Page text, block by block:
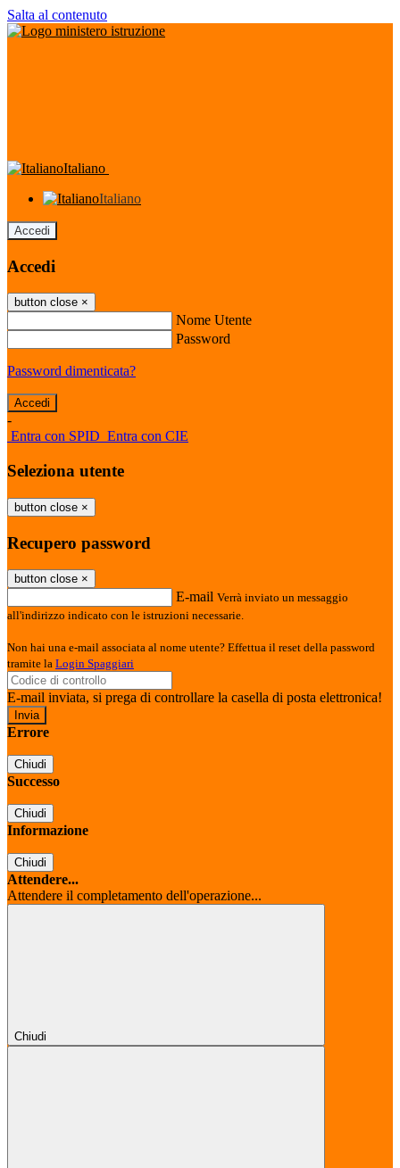
Salta al contenuto
Italiano
Italiano
Accedi
Accedi
button close ×
Nome Utente
Password
Password dimenticata?
-
Entra con SPID Entra con CIE
Seleziona utente
button close ×
Recupero password
button close ×
E-mail Verrà inviato un messaggio
all'indirizzo indicato con le istruzioni necessarie.
Non hai una e-mail associata al nome utente? Effettua il reset della password
tramite la Login Spaggiari
E-mail inviata, si prega di controllare la casella di posta elettronica!
Errore
Chiudi
Successo
Chiudi
Informazione
Chiudi
Attendere...
Attendere il completamento dell'operazione...
Chiudi